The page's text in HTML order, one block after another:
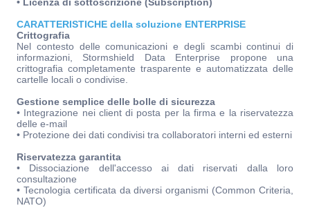
CARATTERISTICHE della soluzione ENTERPRISE
Crittografia
Nel contesto delle comunicazioni e degli scambi continui di
informazioni, Stormshield Data Enterprise propone una
crittografia completamente trasparente e automatizzata delle
cartelle locali o condivise.
Gestione semplice delle bolle di sicurezza
• Integrazione nei client di posta per la firma e la riservatezza
delle e-mail
• Protezione dei dati condivisi tra collaboratori interni ed esterni
Riservatezza garantita
• Dissociazione dell'accesso ai dati riservati dalla loro
consultazione
• Tecnologia certificata da diversi organismi (Common Criteria,
NATO)